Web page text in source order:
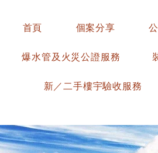
首頁 個案分享
爆水管及火災公證服務
新／二手樓宇驗收服務